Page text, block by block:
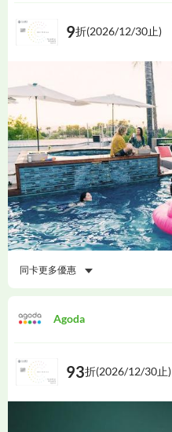
9折(2026/12/30止)
同卡更多優惠
Agoda
93折(2026/12/30止)